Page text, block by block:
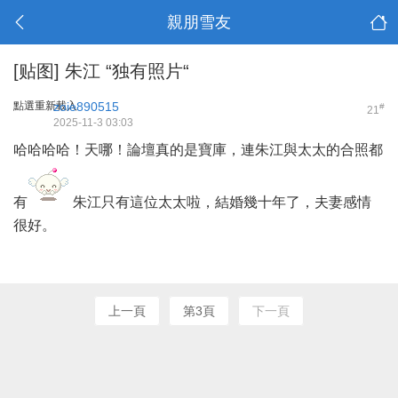
親朋雪友
[贴图] 朱江 “独有照片“
點選重新載入 21#
zoie890515
2025-11-3 03:03
哈哈哈哈！天哪！論壇真的是寶庫，連朱江與太太的合照都
有
朱江只有這位太太啦，結婚幾十年了，夫妻感情
很好。
上一頁 第3頁 下一頁